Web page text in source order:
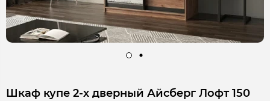
Шкаф купе 2-х дверный Айсберг Лофт 150